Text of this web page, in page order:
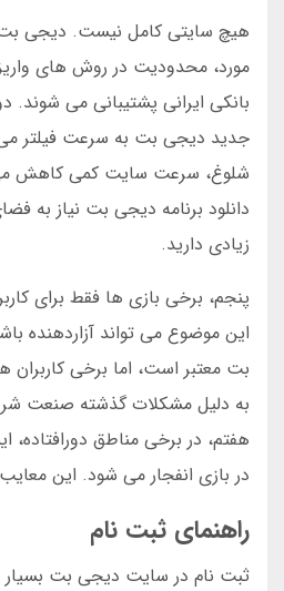
هیچ سایتی کامل نیست. دیجی بت
مورد، محدودیت در روش های
بانکی ایرانی پشتیبانی می
جدید دیجی بت به سرعت فیلتر
شلوغ، سرعت سایت کمی کاهش می
دانلود برنامه دیجی بت نیاز به
زیادی دارید.
پنجم، برخی بازی ها فقط برای
این موضوع می تواند آزاردهنده
بت معتبر است، اما برخی
به دلیل مشکلات گذشته صنعت
هفتم، در برخی مناطق دورافتاده،
در بازی انفجار می شود. این
راهنمای ثبت نام
ثبت نام در سایت دیجی بت